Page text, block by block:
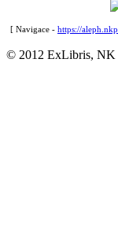
[ Navigace - https://
© 2012 ExLibris, NK